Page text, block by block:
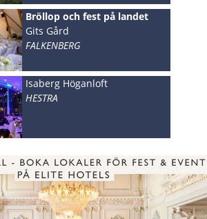
Bröllop och fest på landet
Gits Gård
FALKENBERG
Isaberg Höganloft
HESTRA